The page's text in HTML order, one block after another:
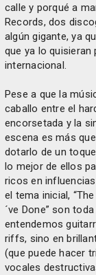
calle y porqué a
Records, dos
algún gigante, ya
que ya lo
internacional.
Pese a que la
caballo entre el
encorsetada y la
escena es más
dotarlo de un
lo mejor de ellos
ricos en
el tema inicial,
´ve Done” son
entendemos
riffs, sino en
(que puede hacer
vocales